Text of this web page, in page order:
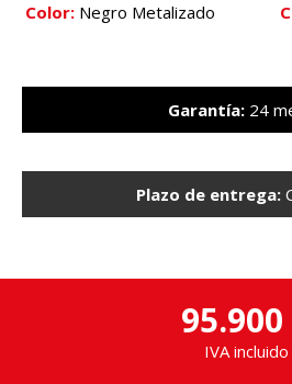
Color: Negro Metalizado
Garantía:24
Plazo de entrega:
95.900
IVA incluido